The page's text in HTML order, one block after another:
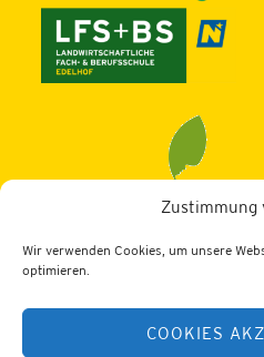
Zustimmung
Wir verwenden Cookies, um unsere
optimieren.
COOKIES
LBZ Edelhof
Tel.: 02822/52402